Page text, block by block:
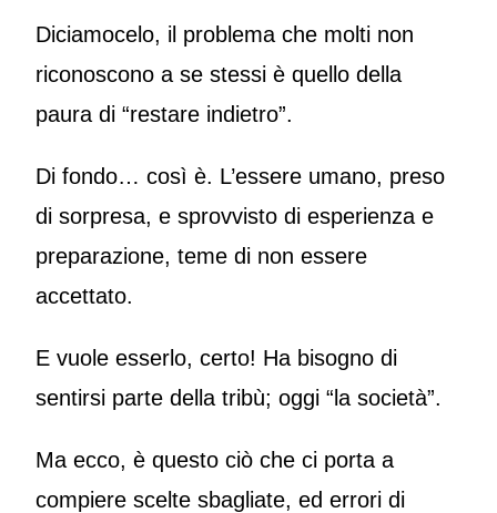
Diciamocelo, il problema che molti non
riconoscono a se stessi è quello della
paura di “restare indietro”.
Di fondo… così è. L’essere umano, preso
di sorpresa, e sprovvisto di esperienza e
preparazione, teme di non essere
accettato.
E vuole esserlo, certo! Ha bisogno di
sentirsi parte della tribù; oggi “la società”.
Ma ecco, è questo ciò che ci porta a
compiere scelte sbagliate, ed errori di